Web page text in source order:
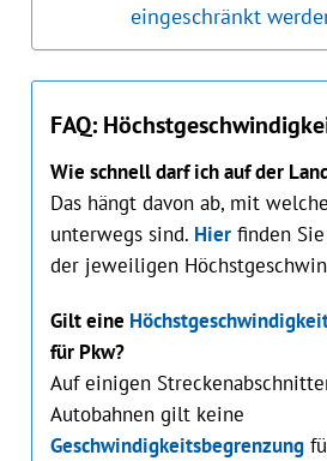
eingeschränkt
FAQ:
Wie schnell darf ich auf der
Das hängt davon ab, mit
unterwegs sind. Hierfinden
der jeweiligen
Gilt eine
für Pkw?
Auf einigen
Autobahnen gilt keine
Geschwindigkeitsbegrenzung